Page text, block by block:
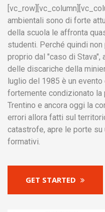
ambientali sono di forte
della scuola le affronta
studenti. Perché quindi
proprio dal "caso di Stava",
delle discariche della
luglio del 1985 è un
fortemente condizionato
Trentino e ancora oggi la
errori allora fatti sul
catastrofe, apre le porte
formativi.
GET STARTED